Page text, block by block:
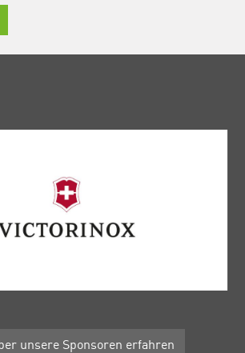
unsere Sponsoren erfahren